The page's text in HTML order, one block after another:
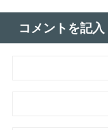
コメントを記入